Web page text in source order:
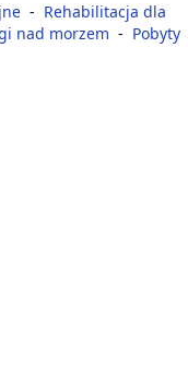
- Rehabilitacja dla
nad morzem - Pobyty